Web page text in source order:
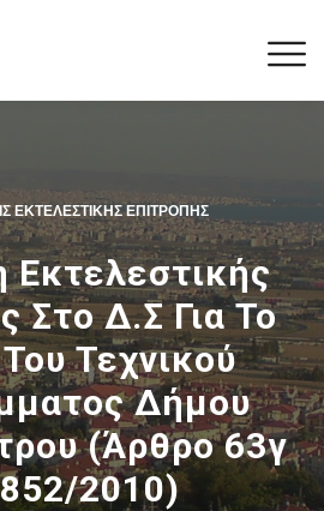
ΕΚΤΕΛΕΣΤΙΚΉΣ ΕΠΙΤΡΟΠΉΣ
Εκτελεστικής
Στο Δ.Σ Για Το
Τεχνικού
Δήμου
(άρθρο 63γ
2010)